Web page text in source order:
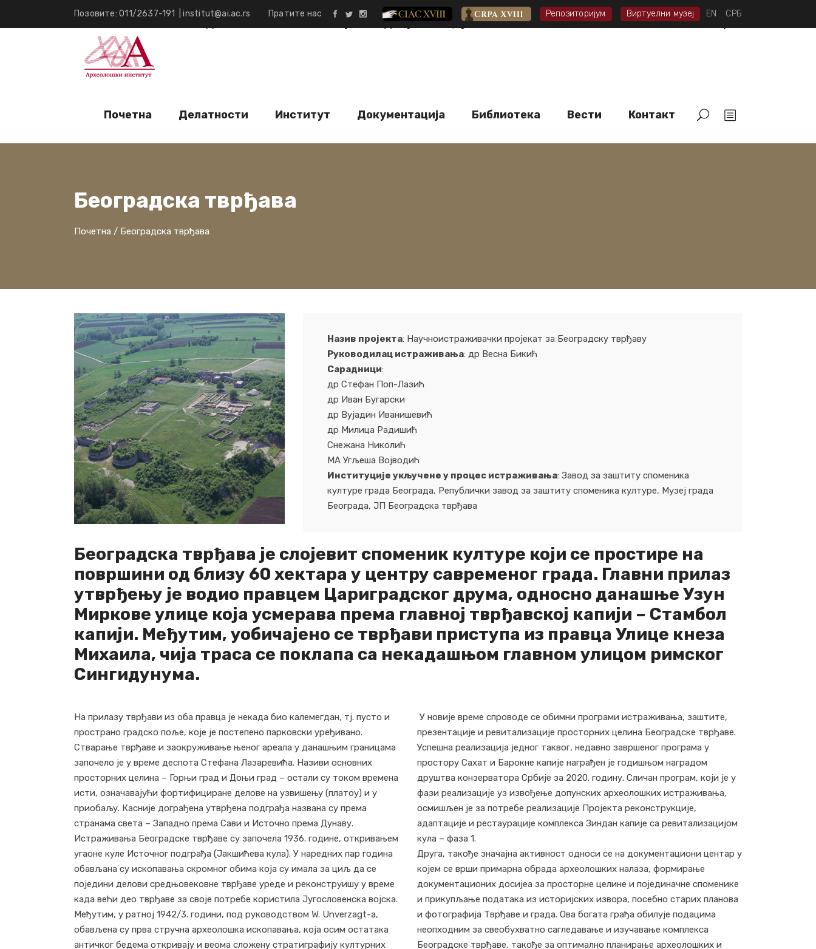
Позовите: 011/2637-191 |institut@ai.ac.rs Пратите нас CIAC XVIII CRPA XVIII Репозиторијум Виртуелни музеј EN СРБ
Почетна Делатности Институт Документација Библиотека Вести Контакт
Делатности Документација Библиотека Вести Контакт
Београдска тврђава
Почетна / Београдска тврђава
Назив пројекта: Научноистраживачки пројекат за Београдску тврђаву
Руководилац истраживања: др Весна Бикић
Сарадници:
др Стефан Поп-Лазић
др Иван Бугарски
др Вујадин Иванишевић
др Милица Радишић
Снежана Николић
МА Угљеша Војводић
Институције укључене у процес истраживања: Завод за заштиту споменика
културе града Београда, Републички завод за заштиту споменика културе, Музеј града
Београда, ЈП Београдска тврђава
Београдска тврђава је слојевит споменик културе који се простире на
површини од близу 60 хектара у центру савременог града. Главни прилаз
утврђењу је водио правцем Цариградског друма, односно данашње Узун
Миркове улице која усмерава према главној тврђавској капији – Стамбол
капији. Међутим, уобичајено се тврђави приступа из правца Улице кнеза
Михаила, чија траса се поклапа са некадашњом главном улицом римског
Сингидунума.
На прилазу тврђави из оба правца је некада био калемегдан, тј. пусто и
пространо градско поље, које је постепено парковски уређивано.
Стварање тврђаве и заокруживање њеног ареала у данашњим границама
започело је у време деспота Стефана Лазаревића. Називи основних
просторних целина – Горњи град и Доњи град – остали су током времена
исти, означавајући фортифициране делове на узвишењу (платоу) и у
приобаљу. Касније дограђена утврђена подграђа названа су према
странама света – Западно према Сави и Источно према Дунаву.
Истраживања Београдске тврђаве су започела 1936. године, откривањем
угаоне куле Источног подграђа (Јакшићева кула). У наредних пар година
обављана су ископавања скромног обима која су имала за циљ да се
поједини делови средњовековне тврђаве уреде и реконструишу у време
када већи део тврђаве за своје потребе користила Југословенска војска.
Међутим, у ратној 1942/3. години, под руководством W. Unverzagt-a,
обављена су прва стручна археолошка ископавања, која осим остатака
античког бедема откривају и веома сложену стратиграфију културних
У новије време спроводе се обимни програми истраживања, заштите,
презентације и ревитализације просторних целина Београдске тврђаве.
Успешна реализација једног таквог, недавно завршеног програма у
простору Сахат и Барокне капије награђен је годишњом наградом
друштва конзерватора Србије за 2020. годину. Сличан програм, који је у
фази реализације уз извођење допунских археолошких истраживања,
осмишљен је за потребе реализације Пројекта реконструкције,
адаптације и рестаурације комплекса Зиндан капије са ревитализацијом
кула – фаза 1.
Друга, такође значајна активност односи се на документациони центар у
којем се врши примарна обрада археолошких налаза, формирање
документационих досијеа за просторне целине и појединачне споменике
и прикупљање података из историјских извора, посебно старих планова
и фотографија Тврђаве и града. Ова богата грађа обилује подацима
неопходним за свеобухватно сагледавање и изучавање комплекса
Београдске тврђаве, такође за оптимално планирање археолошких и